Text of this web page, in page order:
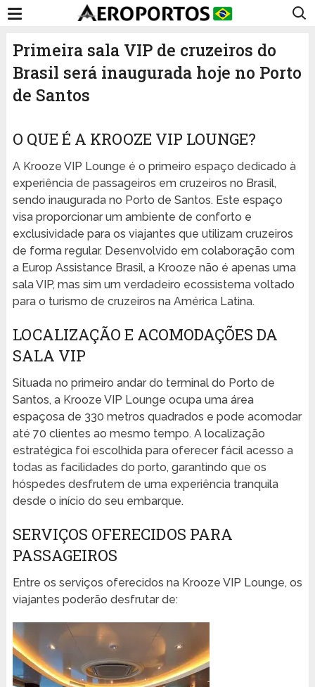
Primeira sala VIP de cruzeiros do
Brasil será inaugurada hoje no Porto
de Santos
O QUE É A KROOZE VIP LOUNGE?
A Krooze VIP Lounge é o primeiro espaço dedicado à
experiência de passageiros em cruzeiros no Brasil,
sendo inaugurada no Porto de Santos. Este espaço
visa proporcionar um ambiente de conforto e
exclusividade para os viajantes que utilizam cruzeiros
de forma regular. Desenvolvido em colaboração com
a Europ Assistance Brasil, a Krooze não é apenas uma
sala VIP, mas sim um verdadeiro ecossistema voltado
para o turismo de cruzeiros na América Latina.
LOCALIZAÇÃO E ACOMODAÇÕES DA
SALA VIP
Situada no primeiro andar do terminal do Porto de
Santos, a Krooze VIP Lounge ocupa uma área
espaçosa de 330 metros quadrados e pode acomodar
até 70 clientes ao mesmo tempo. A localização
estratégica foi escolhida para oferecer fácil acesso a
todas as facilidades do porto, garantindo que os
hóspedes desfrutem de uma experiência tranquila
desde o início do seu embarque.
SERVIÇOS OFERECIDOS PARA
PASSAGEIROS
Entre os serviços oferecidos na Krooze VIP Lounge, os
viajantes poderão desfrutar de: